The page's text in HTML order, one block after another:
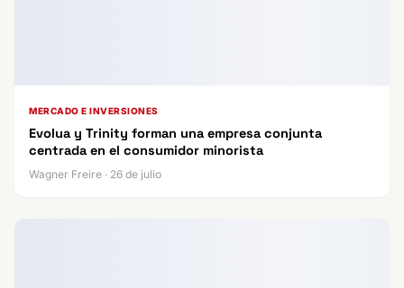
MERCADO E INVERSIONES
Evolua y Trinity forman una empresa conjunta
centrada en el consumidor minorista
Wagner Freire · 26 de julio